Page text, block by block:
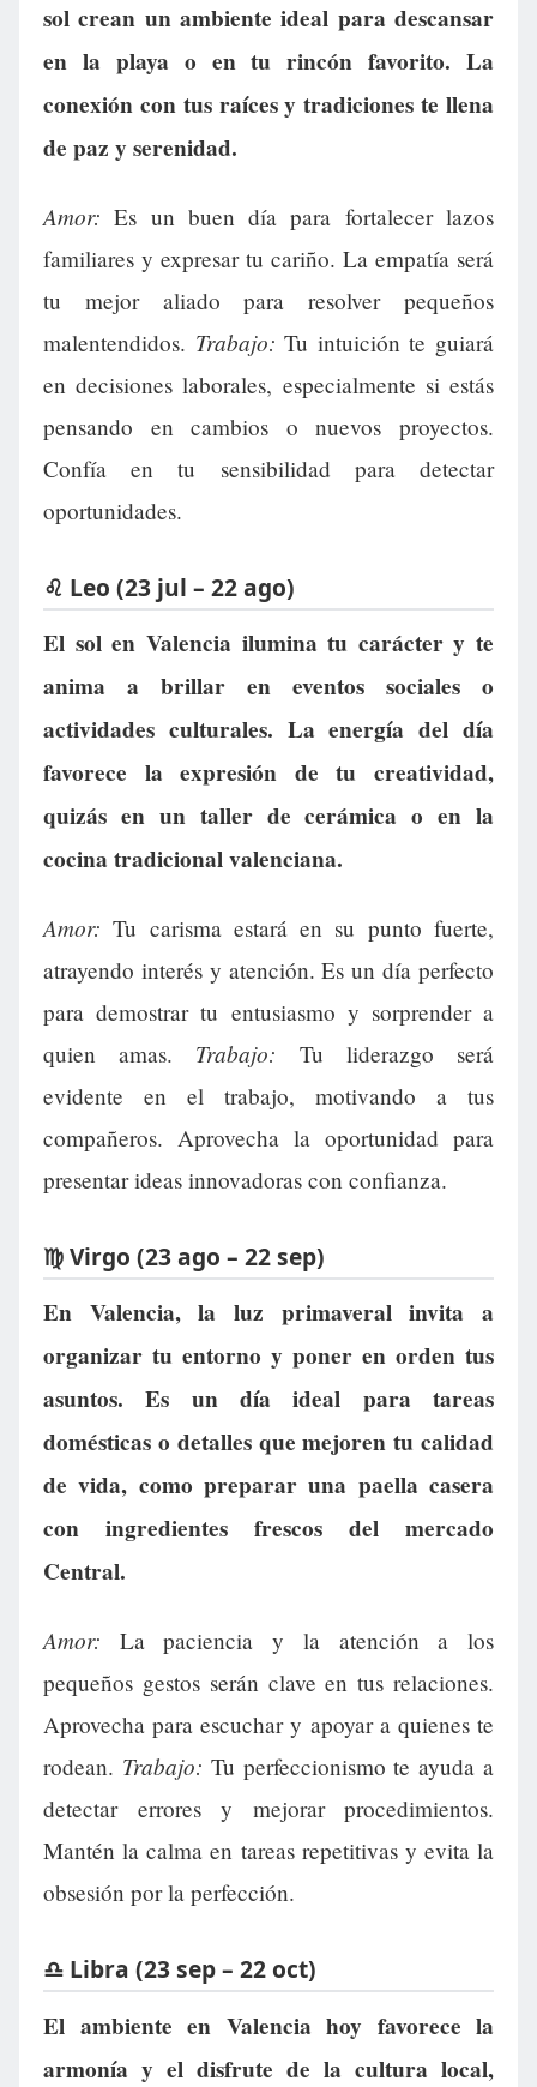
sol crean un ambiente ideal para descansar
en la playa o en tu rincón favorito. La
conexión con tus raíces y tradiciones te llena
de paz y serenidad.
Amor: Es un buen día para fortalecer lazos
familiares y expresar tu cariño. La empatía será
tu mejor aliado para resolver pequeños
malentendidos. Trabajo: Tu intuición te guiará
en decisiones laborales, especialmente si estás
pensando en cambios o nuevos proyectos.
Confía en tu sensibilidad para detectar
oportunidades.
♌ Leo (23 jul – 22 ago)
El sol en Valencia ilumina tu carácter y te
anima a brillar en eventos sociales o
actividades culturales. La energía del día
favorece la expresión de tu creatividad,
quizás en un taller de cerámica o en la
cocina tradicional valenciana.
Amor: Tu carisma estará en su punto fuerte,
atrayendo interés y atención. Es un día perfecto
para demostrar tu entusiasmo y sorprender a
quien amas. Trabajo: Tu liderazgo será
evidente en el trabajo, motivando a tus
compañeros. Aprovecha la oportunidad para
presentar ideas innovadoras con confianza.
♍ Virgo (23 ago – 22 sep)
En Valencia, la luz primaveral invita a
organizar tu entorno y poner en orden tus
asuntos. Es un día ideal para tareas
domésticas o detalles que mejoren tu calidad
de vida, como preparar una paella casera
con ingredientes frescos del mercado
Central.
Amor: La paciencia y la atención a los
pequeños gestos serán clave en tus relaciones.
Aprovecha para escuchar y apoyar a quienes te
rodean. Trabajo: Tu perfeccionismo te ayuda a
detectar errores y mejorar procedimientos.
Mantén la calma en tareas repetitivas y evita la
obsesión por la perfección.
♎ Libra (23 sep – 22 oct)
El ambiente en Valencia hoy favorece la
armonía y el disfrute de la cultura local,